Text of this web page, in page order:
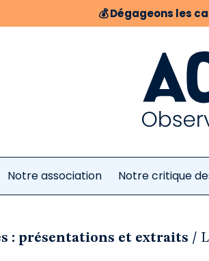
💰Dégageons les
Notre association Notre critique
: présentations et extraits /